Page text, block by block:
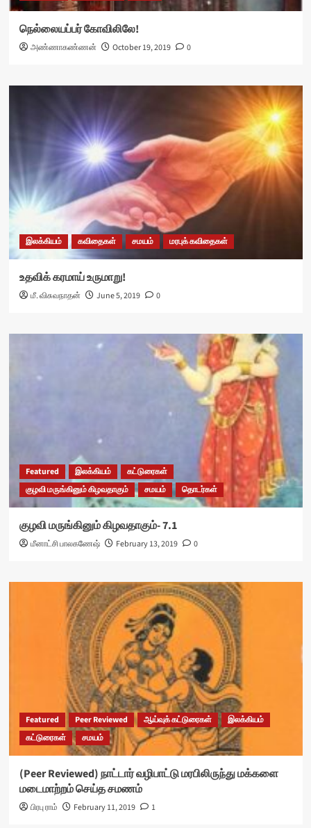
நெல்லையப்பர் கோவிலிலே!
அண்ணாகண்ணன் October 19, 2019 0
இலக்கியம் கவிதைகள் சமயம் மரபுக் கவிதைகள்
உதவிக் கரமாய் உருமாறு!
மீ. விசுவநாதன் June 5, 2019 0
Featured இலக்கியம்
கட்டுரைகள்
குழவி மருங்கினும் கிழவதாகும்
சமயம் தொடர்கள்
குழவி மருங்கினும் கிழவதாகும்- 7.1
மீனாட்சி பாலகணேஷ் February 13, 2019 0
Featured Peer Reviewed ஆய்வுக் கட்டுரைகள்
இலக்கியம்
கட்டுரைகள்
சமயம்
(Peer Reviewed) நாட்டார் வழிபாட்டு மரபிலிருந்து மக்களை
மடைமாற்றம் செய்த சமணம்
பிரபு ராம் February 11, 2019 1